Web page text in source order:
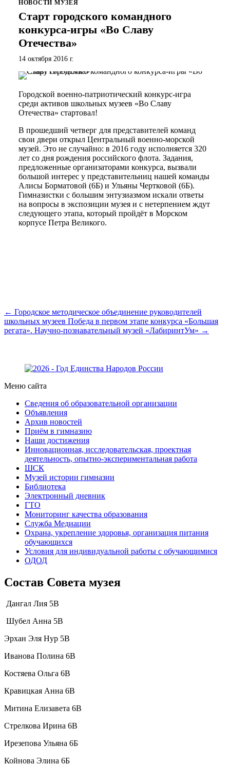
НОВОСТИ МУЗЕЯ
Старт городского командного
конкурса-игры «Во Славу
Отечества»
14 октября 2016 г.
Городской военно-патриотический конкурс-игра
среди активов школьных музеев «Во Славу
Отечества» стартовал!
В прошедший четверг для представителей команд
свои двери открыл Центральный военно-морской
музей. Это не случайно: в 2016 году исполняется 320
лет со дня рождения российского флота. Задания,
предложенные организаторами конкурса, вызвали
большой интерес у представительниц нашей команды
Алисы Борматовой (6Б) и Ульяны Чертковой (6Б).
Гимназистки с большим энтузиазмом искали ответы
на вопросы в экспозиции музея и с нетерпением ждут
следующего этапа, который пройдёт в Морском
корпусе Петра Великого.
← Городское методическое объединение руководителей
школьных музеев Победа в первом этапе конкурса «Большая
регата». Научно-познавательный музей «ЛабиринтУм» →
Меню сайта
Сведения об образовательной организации
Объявления
Архив новостей
Приём в гимназию
Наши достижения
Инновационная, исследовательская, проектная
деятельность, опытно-экспериментальная работа
ШСК
Музей истории гимназии
Библиотека
Электронный дневник
ГТО
Мониторинг качества образования
Служба Медиации
Охрана, укрепление здоровья, организация питания
обучающихся
Условия для индивидуальной работы с обучающимися
ОДОД
Состав Совета музея
Дангал Лия 5В
Шубел Анна 5В
Эрхан Эля Нур 5В
Иванова Полина 6В
Костяева Ольга 6В
Кравицкая Анна 6В
Митина Елизавета 6В
Стрелкова Ирина 6В
Ирезепова Ульяна 6Б
Койнова Элина 6Б